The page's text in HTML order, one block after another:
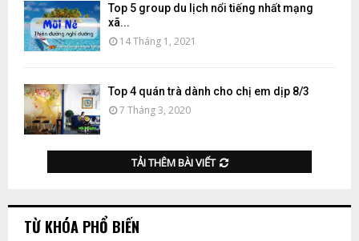
Top 5 group du lịch nổi tiếng nhất mạng
xã...
14 Tháng 1, 2021
Top 4 quán trà dành cho chị em dịp 8/3
7 Tháng 3, 2020
TẢI THÊM BÀI VIẾT
TỪ KHÓA PHỔ BIẾN